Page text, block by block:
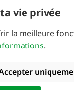
vie privée
la meilleure
.